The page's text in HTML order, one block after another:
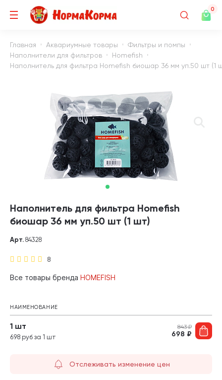
0
Главная Аквариумные товары
Фильтры и помпы
Наполнители для фильтров
Homefish
Наполнитель для фильтра Homefish биошар 36 мм уп.50 шт (1
Наполнитель для фильтра Homefish
биошар 36 мм уп.50 шт (1 шт)
8
Арт. 84328
Все товары бренда HOMEFISH
НАИМЕНОВАНИЕ
1 шт
698 руб за 1 шт
843₽
698 ₽
Отслеживать изменение цен